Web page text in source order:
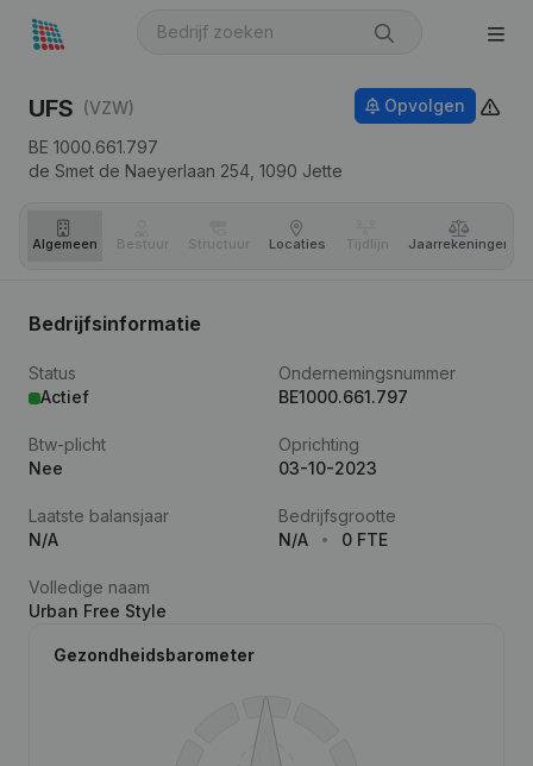
UFS (VZW)
BE 1000.661.797
de Smet de Naeyerlaan 254, 1090 Jette
Opvolgen
Algemeen Bestuur Structuur Locaties Tijdlijn Jaar­rekeningen
Bedrijfsinformatie
Status
Actief
Ondernemingsnummer
BE1000.661.797
Btw-plicht
Nee
Oprichting
03-10-2023
Laatste balansjaar
N/A
Bedrijfsgrootte
N/A
0 FTE
Volledige naam
Urban Free Style
Gezondheidsbarometer